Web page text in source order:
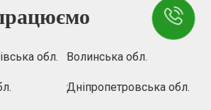
обл. Волинська обл.
Дніпропетровська обл.